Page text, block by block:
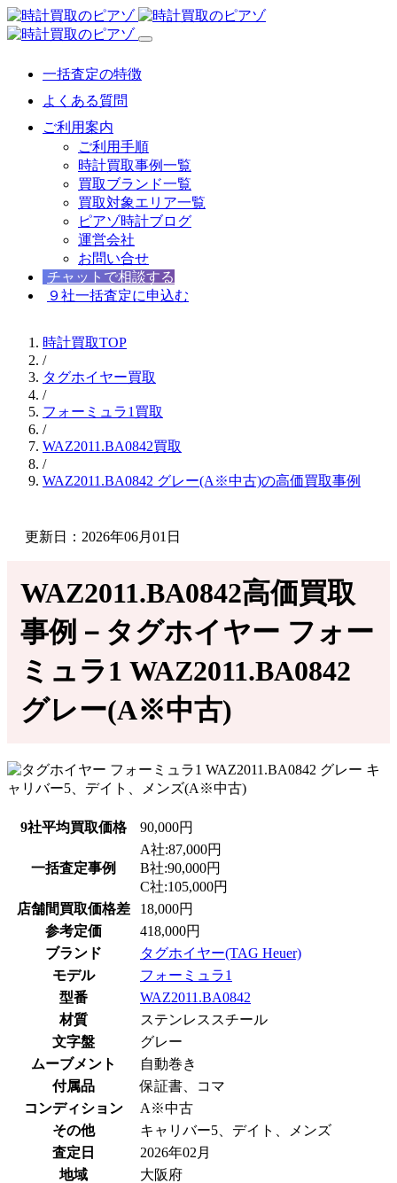
一括査定の特徴
よくある質問
ご利用案内
ご利用手順
時計買取事例一覧
買取ブランド一覧
買取対象エリア一覧
ピアゾ時計ブログ
運営会社
お問い合せ
チャットで相談する
９社一括査定に申込む
時計買取TOP
/
タグホイヤー買取
/
フォーミュラ1買取
/
WAZ2011.BA0842買取
/
WAZ2011.BA0842 グレー(A※中古)の高価買取事例
更新日：2026年06月01日
WAZ2011.BA0842高価買取
事例－タグホイヤー フォー
ミュラ1 WAZ2011.BA0842
グレー(A※中古)
9社平均買取価格 90,000円
一括査定事例
A社:87,000円
B社:90,000円
C社:105,000円
店舗間買取価格差
18,000円
参考定価
418,000円
ブランド
タグホイヤー(TAG Heuer)
モデル
フォーミュラ1
型番
WAZ2011.BA0842
材質
ステンレススチール
文字盤
グレー
ムーブメント
自動巻き
付属品
保証書、コマ
コンディション
A※中古
その他
キャリバー5、デイト、メンズ
査定日
2026年02月
地域
大阪府